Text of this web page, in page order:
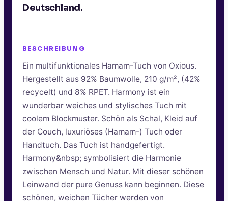
Deutschland.
BESCHREIBUNG
Ein multifunktionales Hamam-Tuch von Oxious.
Hergestellt aus 92% Baumwolle, 210 g/m², (42%
recycelt) und 8% RPET. Harmony ist ein
wunderbar weiches und stylisches Tuch mit
coolem Blockmuster. Schön als Schal, Kleid auf
der Couch, luxuriöses (Hamam-) Tuch oder
Handtuch. Das Tuch ist handgefertigt.
Harmony&nbsp; symbolisiert die Harmonie
zwischen Mensch und Natur. Mit dieser schönen
Leinwand der pure Genuss kann beginnen. Diese
schönen, weichen Tücher werden von